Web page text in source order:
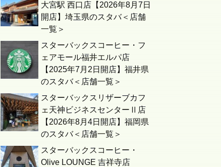
大宮駅 西口店【2026年8月7日
開店】埼玉県のスタバ＜店舗
一覧＞
スターバックスコーヒー・フ
ェアモール福井エルパ店
【2025年7月2日開店】福井県
のスタバ＜店舗一覧＞
スターバックスリザーブカフ
ェ天神ビジネスセンターⅡ店
【2026年8月4日開店】福岡県
のスタバ＜店舗一覧＞
スターバックスコーヒー・
Olive LOUNGE 吉祥寺店